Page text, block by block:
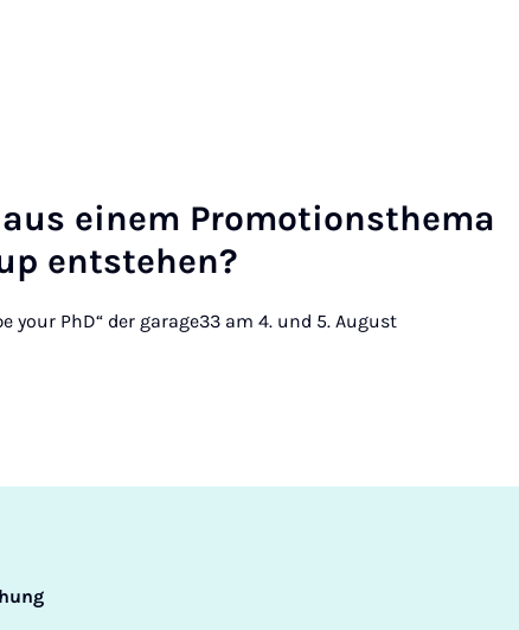
einem Pro­mo­tion­sthema
entstehen?
your PhD“ der garage33 am 4. und 5. August